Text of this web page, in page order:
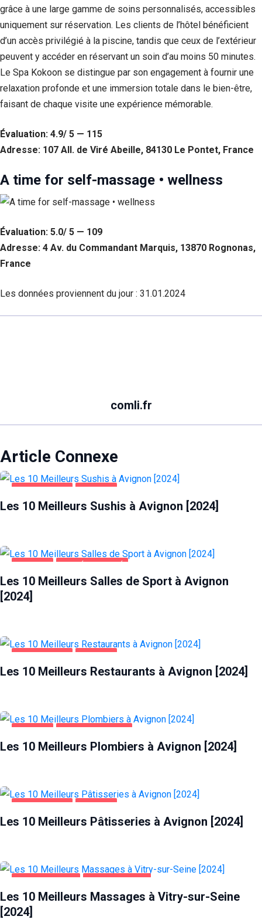
grâce à une large gamme de soins personnalisés, accessibles
uniquement sur réservation. Les clients de l’hôtel bénéficient
d’un accès privilégié à la piscine, tandis que ceux de l’extérieur
peuvent y accéder en réservant un soin d’au moins 50 minutes.
Le Spa Kokoon se distingue par son engagement à fournir une
relaxation profonde et une immersion totale dans le bien-être,
faisant de chaque visite une expérience mémorable.
Évaluation: 4.9/ 5 — 115
Adresse: 107 All. de Viré Abeille, 84130 Le Pontet, France
A time for self-massage • wellness
Évaluation: 5.0/ 5 — 109
Adresse: 4 Av. du Commandant Marquis, 13870 Rognonas,
France
Les données proviennent du jour : 31.01.2024
comli.fr
Article Connexe
ALIMENTATION AVIGNON
Les 10 Meilleurs Sushis à Avignon [2024]
AVIGNON SANTÉ ET BEAUTÉ
Les 10 Meilleurs Salles de Sport à Avignon
[2024]
ALIMENTATION AVIGNON
Les 10 Meilleurs Restaurants à Avignon [2024]
AVIGNON MAISON ET JARDIN
Les 10 Meilleurs Plombiers à Avignon [2024]
ALIMENTATION AVIGNON
Les 10 Meilleurs Pâtisseries à Avignon [2024]
DIVERTISSEMENT VITRY-SUR-SEINE
Les 10 Meilleurs Massages à Vitry-sur-Seine
[2024]